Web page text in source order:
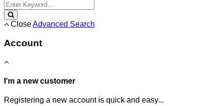
CloseAdvanced Search
Account
I'm a new customer
Registering a new account is quick and easy...